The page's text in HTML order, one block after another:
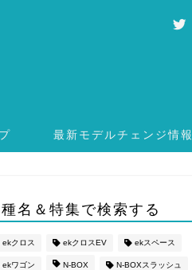
最新モデルチェンジ情報
名＆特集で検索する
ekクロス ekクロスEV ekスペース
ekワゴン N-BOX N-BOXスラッシュ